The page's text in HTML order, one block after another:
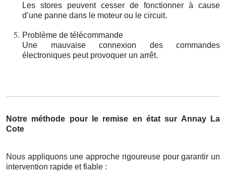
Les stores peuvent cesser de fonctionner à cause
d’une panne dans le moteur ou le circuit.
Problème de télécommande
Une mauvaise connexion des commandes
électroniques peut provoquer un arrêt.
Notre méthode pour le remise en état sur Annay La
Cote
Nous appliquons une approche rigoureuse pour garantir un
intervention rapide et fiable :